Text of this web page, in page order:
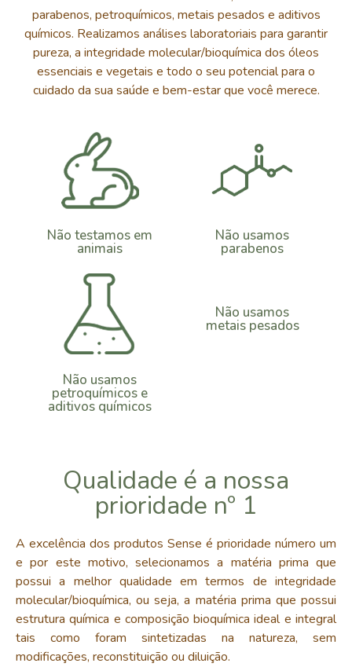
parabenos, petroquímicos, metais pesados e aditivos
químicos. Realizamos análises laboratoriais para garantir
pureza, a integridade molecular/bioquímica dos óleos
essenciais e vegetais e todo o seu potencial para o
cuidado da sua saúde e bem-estar que você merece.
Não testamos em
animais
Não usamos
parabenos
Não usamos
petroquímicos e
aditivos químicos
Não usamos
metais pesados
Qualidade é a nossa
prioridade nº 1
A excelência dos produtos Sense é prioridade número um
e por este motivo, selecionamos a matéria prima que
possui a melhor qualidade em termos de integridade
molecular/bioquímica, ou seja, a matéria prima que possui
estrutura química e composição bioquímica ideal e integral
tais como foram sintetizadas na natureza, sem
modificações, reconstituição ou diluição.